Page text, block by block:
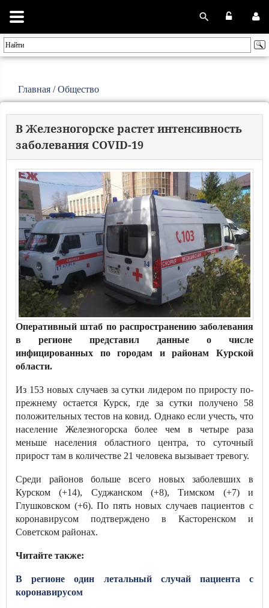
Главная /Общество
В Железногорске растет интенсивность
заболевания COVID-19
Оперативный штаб по распространению заболевания
в регионе представил данные о числе
инфицированных по городам и районам Курской
области.
Из 153 новых случаев за сутки лидером по приросту по-
прежнему остается Курск, где за сутки получено 58
положительных тестов на ковид. Однако если учесть, что
население Железногорска более чем в четыре раза
меньше населения областного центра, то суточный
прирост там в количестве 21 человека вызывает тревогу.
Среди районов больше всего новых заболевших в
Курском (+14), Суджанском (+8), Тимском (+7) и
Глушковском (+6). По пять новых случаев пациентов с
коронавирусом подтверждено в Касторенском и
Советском районах.
Читайте также:
В регионе один летальный случай пациента с
коронавирусом